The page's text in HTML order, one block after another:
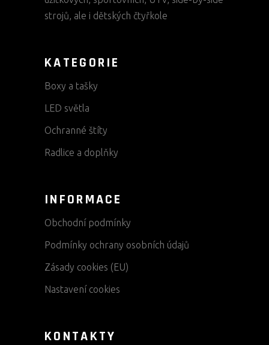
strojů, ale i dětských čtyřkole
KATEGORIE
Boxy a tašky
LED světla
Ochranné štíty
Radlice a doplňky
INFORMACE
Obchodní podmínky
Podmínky ochrany osobních údajů
Zásady cookies (EU)
Nastavení cookies
KONTAKTY